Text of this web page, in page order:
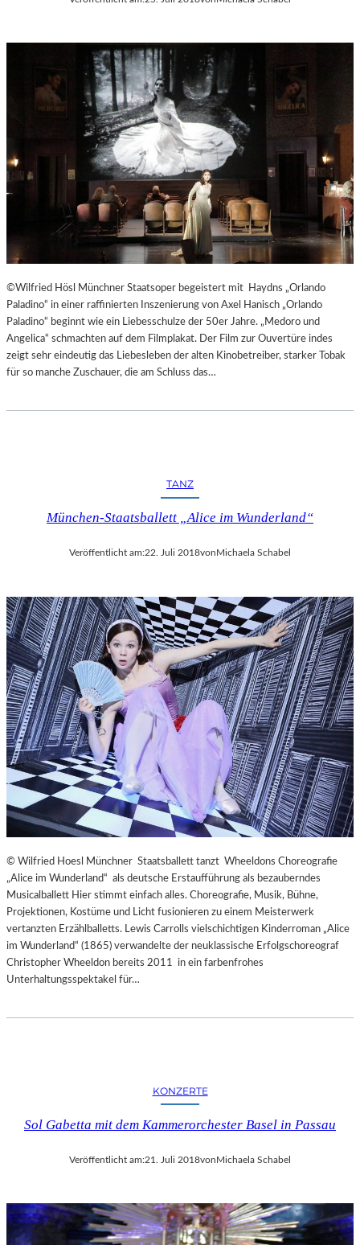
©Wilfried Hösl Münchner Staatsoper begeistert mit Haydns „Orlando
Paladino“ in einer raffinierten Inszenierung von Axel Hanisch „Orlando
Paladino“ beginnt wie ein Liebesschulze der 50er Jahre. „Medoro und
Angelica“ schmachten auf dem Filmplakat. Der Film zur Ouvertüre indes
zeigt sehr eindeutig das Liebesleben der alten Kinobetreiber, starker Tobak
für so manche Zuschauer, die am Schluss das…
TANZ
München-Staatsballett „Alice im Wunderland“
Veröffentlicht am:22. Juli 2018von Michaela Schabel
© Wilfried Hoesl Münchner Staatsballett tanzt Wheeldons Choreografie
„Alice im Wunderland“ als deutsche Erstaufführung als bezauberndes
Musicalballett Hier stimmt einfach alles. Choreografie, Musik, Bühne,
Projektionen, Kostüme und Licht fusionieren zu einem Meisterwerk
vertanzten Erzählballetts. Lewis Carrolls vielschichtigen Kinderroman „Alice
im Wunderland“ (1865) verwandelte der neuklassische Erfolgschoreograf
Christopher Wheeldon bereits 2011 in ein farbenfrohes
Unterhaltungsspektakel für…
KONZERTE
Sol Gabetta mit dem Kammerorchester Basel in Passau
Veröffentlicht am:21. Juli 2018vonMichaela Schabel